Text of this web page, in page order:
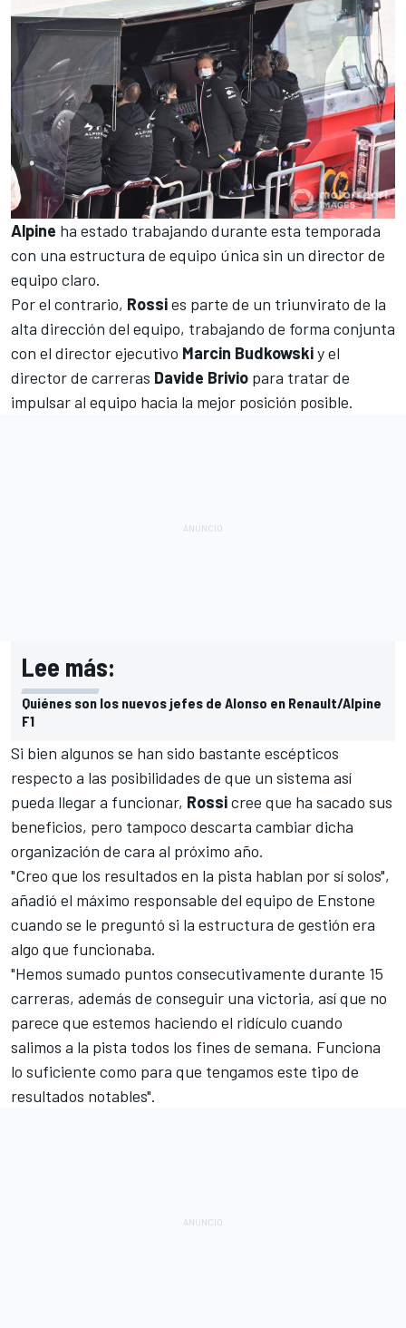
Alpine ha estado trabajando durante esta temporada
con una estructura de equipo única sin un director de
equipo claro.
Por el contrario, Rossies parte de un triunvirato de la
alta dirección del equipo, trabajando de forma conjunta
con el director ejecutivo Marcin Budkowskiy el
director de carreras Davide Brivio para tratar de
impulsar al equipo hacia la mejor posición posible.
Lee más:
Quiénes son los nuevos jefes de Alonso en Renault/Alpine
F1
Si bien algunos se han sido bastante escépticos
respecto a las posibilidades de que un sistema así
pueda llegar a funcionar, Rossicree que ha sacado sus
beneficios, pero tampoco descarta cambiar dicha
organización de cara al próximo año.
"Creo que los resultados en la pista hablan por sí solos",
añadió el máximo responsable del equipo de Enstone
cuando se le preguntó si la estructura de gestión era
algo que funcionaba.
"Hemos sumado puntos consecutivamente durante 15
carreras, además de conseguir una victoria, así que no
parece que estemos haciendo el ridículo cuando
salimos a la pista todos los fines de semana. Funciona
lo suficiente como para que tengamos este tipo de
resultados notables".